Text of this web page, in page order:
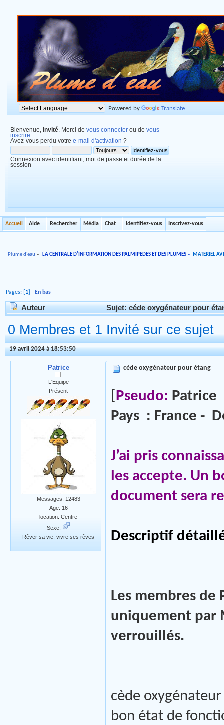
Powered by Translate
Bienvenue, Invité . Merci de vous connecter ou de vous
inscrire
Avez-vous perdu votre e-mail d'activation ?
Connexion avec identifiant, mot de passe et durée de la
session
Accueil Aide Rechercher Média Chat Identifiez-vous Inscrivez-vous
Plume d'eau » LA CENTRALE D'INFORMATION DES PALMIPEDES ET DES PLUMES » MATERIEL
Pages: [ 1 ]En bas
Auteur Sujet: céde oxygénateur pour
0 Membres et 1 Invité sur ce sujet
19 avril 2024 à 18:53:50
Patrice
L'Equipe
Présent
Messages: 12483
Age: 16
location: Centre
Sexe:
Rêver sa vie, vivre ses rêves
céde oxygénateur pour étang
Pseudo: Patrice
Pays : France -
J’ai pris
les accepte. Un
document sera
Descriptif
Les membres de
uniquement par
verrouillés.
cède
bon état de